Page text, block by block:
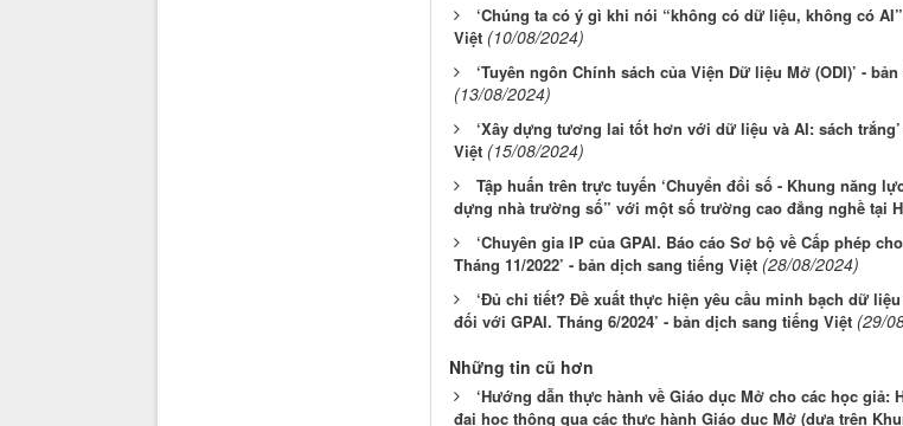
‘Chúng ta có ý gì khi nói “không có dữ liệu, không có
Việt (10/08/2024)
‘Tuyên ngôn Chính sách của Viện Dữ liệu Mở (ODI)’ -
(13/08/2024)
‘Xây dựng tương lai tốt hơn với dữ liệu và AI: sách
Việt (15/08/2024)
Tập huấn trên trực tuyến ‘Chuyển đổi số - Khung năng
dựng nhà trường số” với một số trường cao đẳng nghề tại
‘Chuyên gia IP của GPAI. Báo cáo Sơ bộ về Cấp phép
Tháng 11/2022’ - bản dịch sang tiếng Việt (28/08/2024)
‘Đủ chi tiết? Đề xuất thực hiện yêu cầu minh bạch dữ
đối với GPAI. Tháng 6/2024’ - bản dịch sang tiếng Việt (29/
Những tin cũ hơn
‘Hướng dẫn thực hành về Giáo dục Mở cho các học giả:
đại học thông qua các thực hành Giáo dục Mở (dựa trên